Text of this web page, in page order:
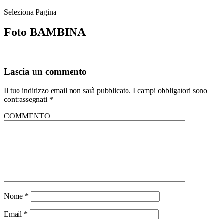
Seleziona Pagina
Foto BAMBINA
Lascia un commento
Il tuo indirizzo email non sarà pubblicato. I campi obbligatori sono
contrassegnati *
COMMENTO
Nome *
Email *